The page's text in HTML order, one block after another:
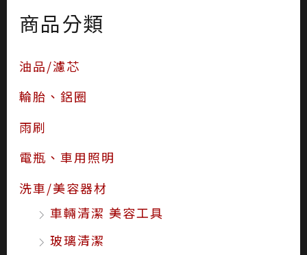
商品分類
油品/濾芯
輪胎、鋁圈
雨刷
電瓶、車用照明
洗車/美容器材
車輛清潔 美容工具
玻璃清潔